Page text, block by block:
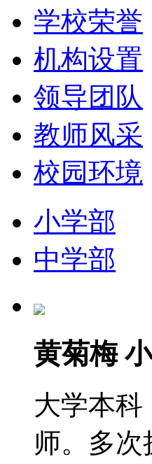
学校荣誉
机构设置
领导团队
教师风采
校园环境
小学部
中学部
黄菊梅
大学本
师。多